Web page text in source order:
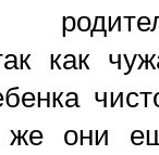
как
же они